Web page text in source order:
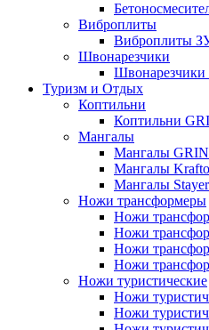
Виброплиты
Виброплиты
Швонарезчики
Туризм и Отдых
Коптильни
Коптильни
Мангалы
Мангалы
Мангалы
Мангалы Stayer
Ножи трансформеры
Ножи
Ножи
Ножи
Ножи
Ножи туристические
Ножи
Ножи